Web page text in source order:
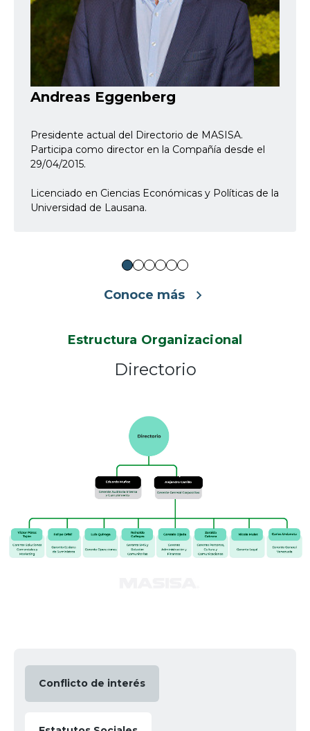
Andreas Eggenberg
Presidente actual del Directorio de MASISA.
Participa como director en la Compañía desde el
29/04/2015.
Licenciado en Ciencias Económicas y Políticas de la
Universidad de Lausana.
Conoce más
Estructura Organizacional
Directorio
Conflicto de interés